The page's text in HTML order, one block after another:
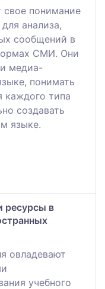
понимание
анализа,
сообщений в
СМИ. Они
медиа-
понимать
каждого типа
создавать
языке.
ресурсы в
овладевают
учебного